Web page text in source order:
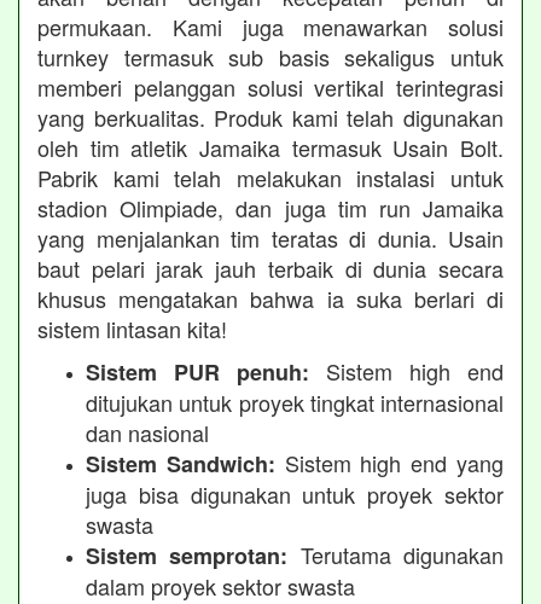
permukaan. Kami juga menawarkan solusi
turnkey termasuk sub basis sekaligus untuk
memberi pelanggan solusi vertikal terintegrasi
yang berkualitas. Produk kami telah digunakan
oleh tim atletik Jamaika termasuk Usain Bolt.
Pabrik kami telah melakukan instalasi untuk
stadion Olimpiade, dan juga tim run Jamaika
yang menjalankan tim teratas di dunia. Usain
baut pelari jarak jauh terbaik di dunia secara
khusus mengatakan bahwa ia suka berlari di
sistem lintasan kita!
Sistem PUR penuh: Sistem high end
ditujukan untuk proyek tingkat internasional
dan nasional
Sistem Sandwich: Sistem high end yang
juga bisa digunakan untuk proyek sektor
swasta
Sistem semprotan: Terutama digunakan
dalam proyek sektor swasta